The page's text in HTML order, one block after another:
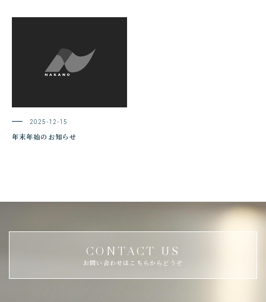
2025-12-15
年末年始のお知らせ
CONTACT US
お問い合わせはこちらからどうぞ